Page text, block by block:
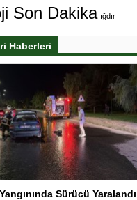
Son Dakika ığdır
Haberleri
Sürücü Yaralandı